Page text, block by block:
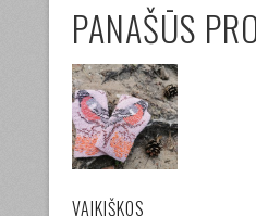
PANAŠŪS
VAIKIŠKOS